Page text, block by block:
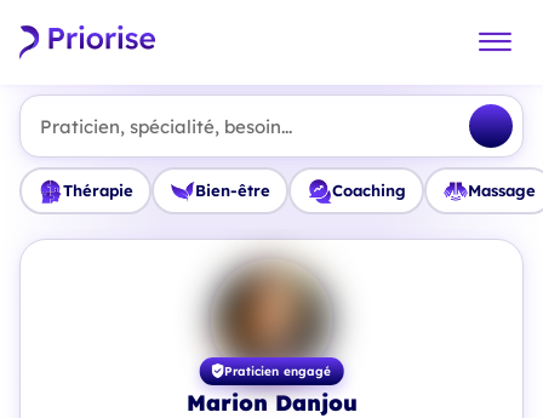
Praticien, spécialité, besoin...
Thérapie Bien-être Coaching Massage
Praticien engagé
Marion Danjou